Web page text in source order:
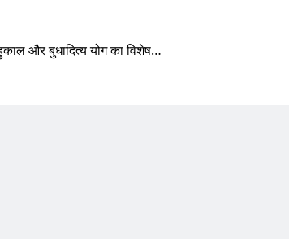
और बुधादित्य योग का विशेष…